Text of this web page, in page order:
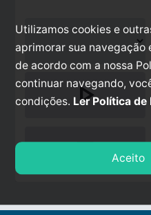
play_arrow
stop
Utilizamos cookies e
aprimorar sua navegação
de acordo com a nossa
continuar navegando,
condições. Ler Política
Aceito